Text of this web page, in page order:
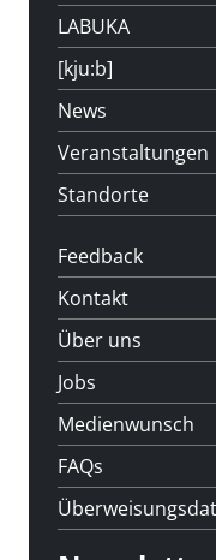
LABUKA
[kju:b]
News
Veranstaltungen
Standorte
Feedback
Kontakt
Über uns
Jobs
Medienwunsch
FAQs